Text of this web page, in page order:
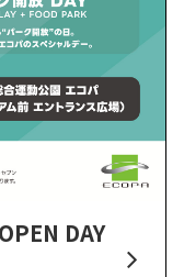
DAY